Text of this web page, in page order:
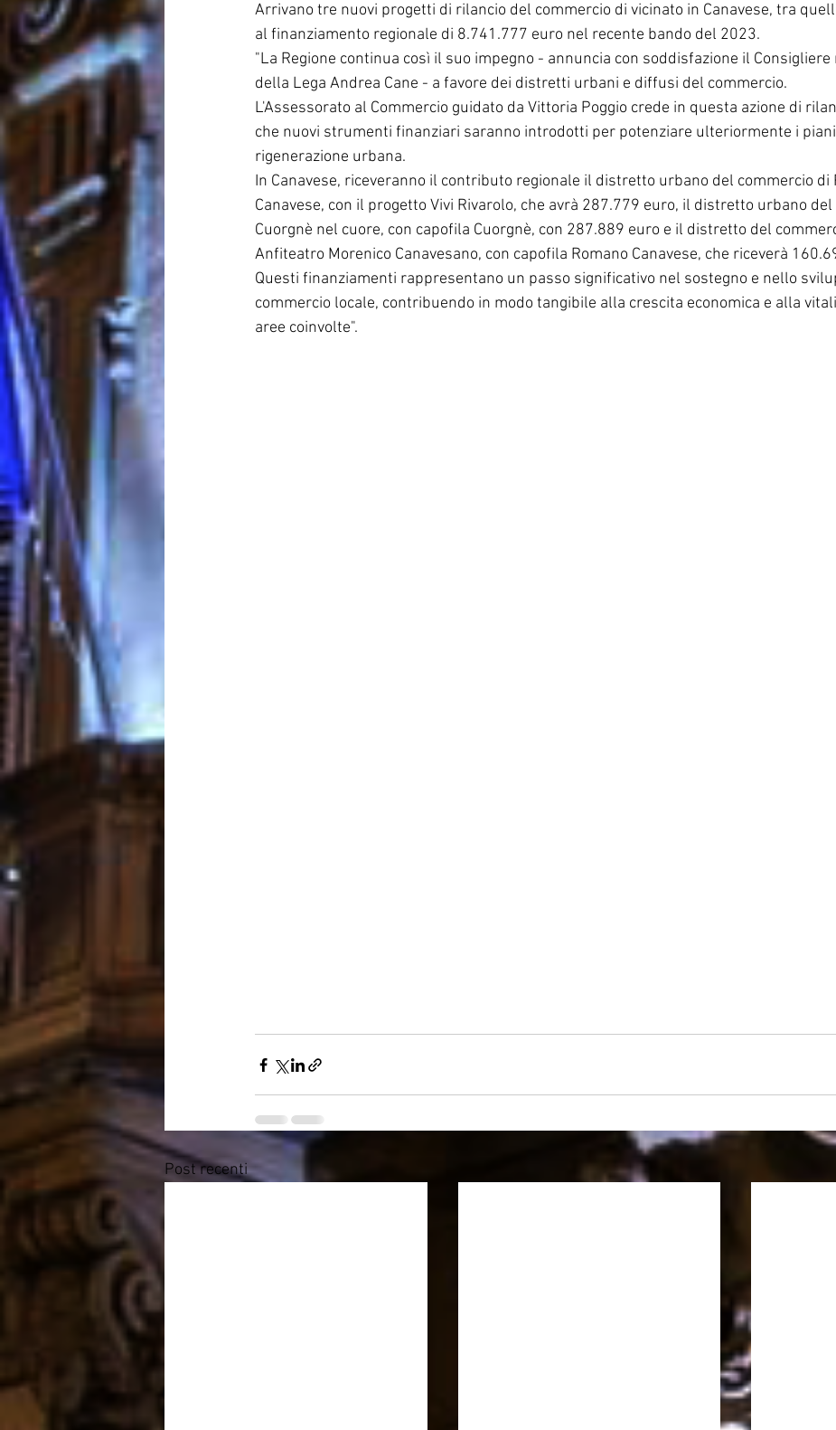
Arrivano tre nuovi progetti di rilancio del commercio di vicinato in Canavese, tra
al finanziamento regionale di 8.741.777 euro nel recente bando del 2023.
"La Regione continua così il suo impegno - annuncia con soddisfazione il Consigliere
della Lega Andrea Cane - a favore dei distretti urbani e diffusi del commercio.
L'Assessorato al Commercio guidato da Vittoria Poggio crede in questa azione di
che nuovi strumenti finanziari saranno introdotti per potenziare ulteriormente i
rigenerazione urbana.
In Canavese, riceveranno il contributo regionale il distretto urbano del commercio di
Canavese, con il progetto Vivi Rivarolo, che avrà 287.779 euro, il distretto urbano
Cuorgnè nel cuore, con capofila Cuorgnè, con 287.889 euro e il distretto del
Anfiteatro Morenico Canavesano, con capofila Romano Canavese, che riceverà
Questi finanziamenti rappresentano un passo significativo nel sostegno e nello
commercio locale, contribuendo in modo tangibile alla crescita economica e alla
aree coinvolte".
Post recenti